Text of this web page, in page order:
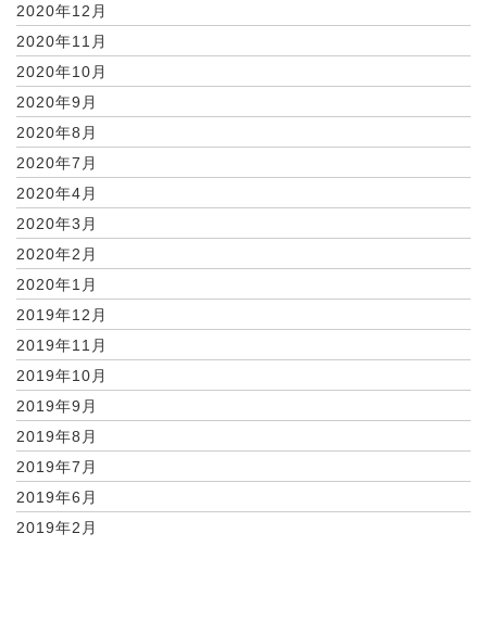
2020年12月
2020年11月
2020年10月
2020年9月
2020年8月
2020年7月
2020年4月
2020年3月
2020年2月
2020年1月
2019年12月
2019年11月
2019年10月
2019年9月
2019年8月
2019年7月
2019年6月
2019年2月